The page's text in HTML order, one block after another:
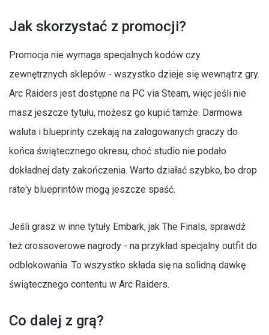
Jak skorzystać z promocji?
Promocja nie wymaga specjalnych kodów czy
zewnętrznych sklepów - wszystko dzieje się wewnątrz gry.
Arc Raiders jest dostępne na PC via Steam, więc jeśli nie
masz jeszcze tytułu, możesz go kupić tamże. Darmowa
waluta i blueprinty czekają na zalogowanych graczy do
końca świątecznego okresu, choć studio nie podało
dokładnej daty zakończenia. Warto działać szybko, bo drop
rate'y blueprintów mogą jeszcze spaść.
Jeśli grasz w inne tytuły Embark, jak The Finals, sprawdź
też crossoverowe nagrody - na przykład specjalny outfit do
odblokowania. To wszystko składa się na solidną dawkę
świątecznego contentu w Arc Raiders.
Co dalej z grą?